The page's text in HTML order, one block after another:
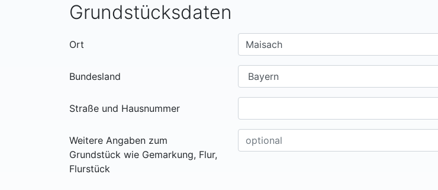
Grundstücksdaten
Ort
Bundesland
Straße und Hausnummer
Weitere Angaben zum
Grundstück wie Gemarkung, Flur,
Flurstück